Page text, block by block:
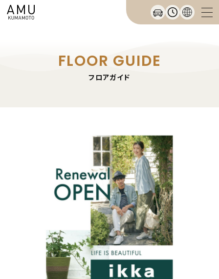
FLOOR GUIDE
フロアガイド